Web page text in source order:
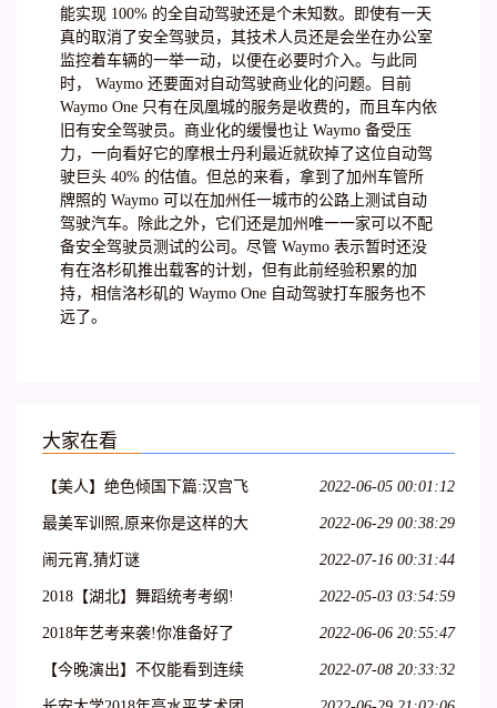
能实现 100% 的全自动驾驶还是个未知数。即使有一天
真的取消了安全驾驶员，其技术人员还是会坐在办公室
监控着车辆的一举一动，以便在必要时介入。与此同
时， Waymo 还要面对自动驾驶商业化的问题。目前
Waymo One 只有在凤凰城的服务是收费的，而且车内依
旧有安全驾驶员。商业化的缓慢也让 Waymo 备受压
力，一向看好它的摩根士丹利最近就砍掉了这位自动驾
驶巨头 40% 的估值。但总的来看，拿到了加州车管所
牌照的 Waymo 可以在加州任一城市的公路上测试自动
驾驶汽车。除此之外，它们还是加州唯一一家可以不配
备安全驾驶员测试的公司。尽管 Waymo 表示暂时还没
有在洛杉矶推出载客的计划，但有此前经验积累的加
持，相信洛杉矶的 Waymo One 自动驾驶打车服务也不
远了。
大家在看
【美人】绝色倾国下篇:汉宫飞
燕;貂蝉离间;玉体横沉;贵妃醉
2022-06-05 00:01:12
最美军训照,原来你是这样的大
一萌妹子
2022-06-29 00:38:29
闹元宵,猜灯谜 2022-07-16 00:31:44
2018【湖北】舞蹈统考考纲! 2022-05-03 03:54:59
2018年艺考来袭!你准备好了
吗?
2022-06-06 20:55:47
【今晚演出】不仅能看到连续
32个单腿转~
2022-07-08 20:33:32